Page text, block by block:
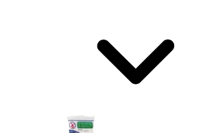
Powered by chaterimo